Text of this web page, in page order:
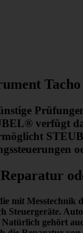
verfügt
mit Messtechnik
Steuergeräte.
gehört